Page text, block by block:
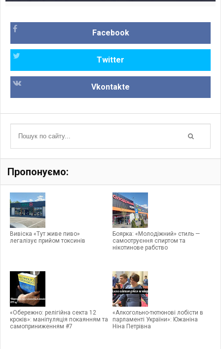
Facebook
Twitter
Vkontakte
Пропонуємо:
Вивіска «Тут живе пиво»
легалізує прийом токсинів
Боярка: «Молодiжний» стиль —
самоотруєння спиртом та
нікотинове рабство
«Обережно: релігійна секта 12
кроків»: маніпуляція покаянням та
самоприниженням #7
«Алкогольно-тютюнові лобісти в
парламенті України»: Южаніна
Ніна Петрівна